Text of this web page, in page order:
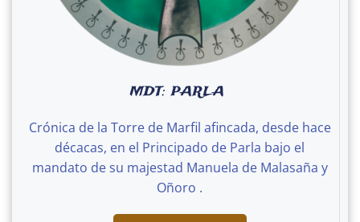
MDT: PARLA
Crónica de la Torre de Marfil afincada, desde hace
décacas, en el Principado de Parla bajo el
mandato de su majestad Manuela de Malasaña y
Oñoro .